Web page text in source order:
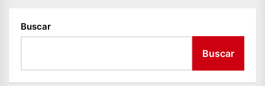
Buscar
Buscar